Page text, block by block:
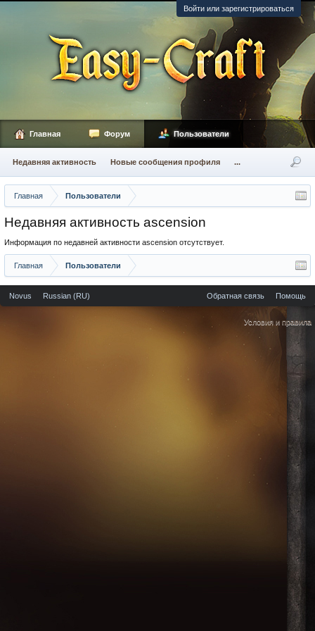
Войти или зарегистрироваться
Главная Пользователи
Недавняя активность ascension
Информация по недавней активности ascension отсутствует.
Главная Пользователи
Главная Форум Пользователи
Недавняя активность Новые сообщения профиля ...
Novus Russian (RU) Обратная связь Помощь
Условия и правила